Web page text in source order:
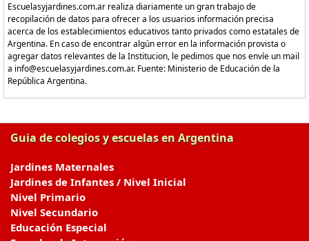
Escuelasyjardines.com.ar realiza diariamente un gran trabajo de
recopilación de datos para ofrecer a los usuarios información precisa
acerca de los establecimientos educativos tanto privados como estatales de
Argentina. En caso de encontrar algún error en la información provista o
agregar datos relevantes de la Institucion, le pedimos que nos envíe un mail
a info@escuelasyjardines.com.ar. Fuente: Ministerio de Educación de la
República Argentina.
Guia de colegios y escuelas en Argentina
Jardines Maternales
Jardines de Infantes / Nivel Inicial
Nivel Primario
Nivel Secundario
Educación Especial